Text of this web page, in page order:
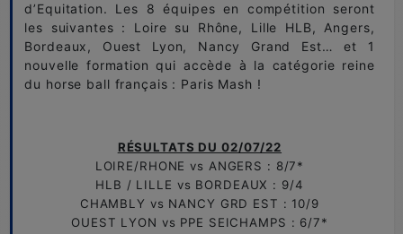
d’Equitation. Les 8 équipes en compétition seront
les suivantes : Loire su Rhône, Lille HLB, Angers,
Bordeaux, Ouest Lyon, Nancy Grand Est… et 1
nouvelle formation qui accède à la catégorie reine
du horse ball français : Paris Mash !
RÉSULTATS DU 02/07/22
LOIRE/RHONE vs ANGERS : 8/7*
HLB / LILLE vs BORDEAUX : 9/4
CHAMBLY vs NANCY GRD EST : 10/9
OUEST LYON vs PPE SEICHAMPS : 6/7*